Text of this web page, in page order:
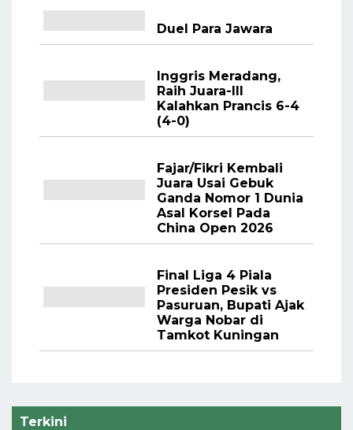
Duel Para Jawara
Inggris Meradang,
Raih Juara-III
Kalahkan Prancis 6-4
(4-0)
Fajar/Fikri Kembali
Juara Usai Gebuk
Ganda Nomor 1 Dunia
Asal Korsel Pada
China Open 2026
Final Liga 4 Piala
Presiden Pesik vs
Pasuruan, Bupati Ajak
Warga Nobar di
Tamkot Kuningan
Terkini